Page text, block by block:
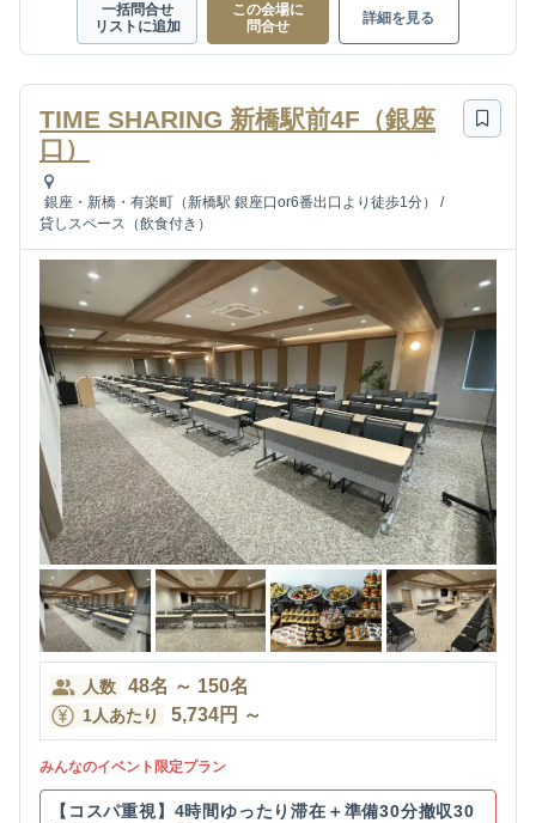
一括問合せ
リストに追加
この会場に
問合せ
詳細を見る
TIME SHARING 新橋駅前4F（銀座
口）
銀座・新橋・有楽町（新橋駅 銀座口or6番出口より徒歩1分）
/
貸しスペース（飲食付き）
人数 48名 ～ 150名
1人あたり 5,734円 ～
みんなのイベント限定プラン
【コスパ重視】4時間ゆったり滞在＋準備30分撤収30